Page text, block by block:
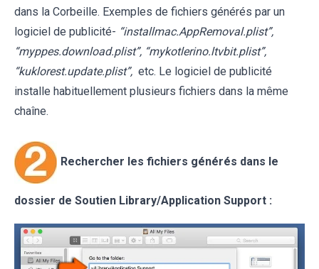
dans la Corbeille. Exemples de fichiers générés par un
logiciel de publicité- “installmac.AppRemoval.plist”,
“myppes.download.plist”, “mykotlerino.ltvbit.plist”,
“kuklorest.update.plist”, etc. Le logiciel de publicité
installe habituellement plusieurs fichiers dans la même
chaîne.
Rechercher les fichiers générés dans le
dossier de Soutien Library/Application Support :